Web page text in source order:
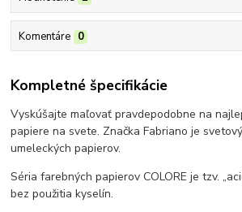
Komentáre 0
Kompletné špecifikácie
Vyskúšajte maľovať pravdepodobne na
papiere na svete. Značka Fabriano je
umeleckých papierov.
Séria farebných papierov COLORE je tzv.
bez použitia kyselín.